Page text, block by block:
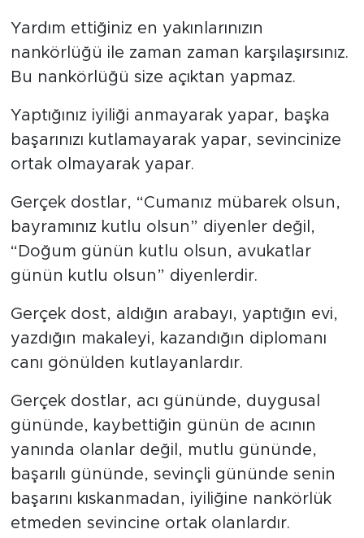
Yardım ettiğiniz en yakınlarınızın
nankörlüğü ile zaman zaman karşılaşırsınız.
Bu nankörlüğü size açıktan yapmaz.
Yaptığınız iyiliği anmayarak yapar, başka
başarınızı kutlamayarak yapar, sevincinize
ortak olmayarak yapar.
Gerçek dostlar, “Cumanız mübarek olsun,
bayramınız kutlu olsun” diyenler değil,
“Doğum günün kutlu olsun, avukatlar
günün kutlu olsun” diyenlerdir.
Gerçek dost, aldığın arabayı, yaptığın evi,
yazdığın makaleyi, kazandığın diplomanı
canı gönülden kutlayanlardır.
Gerçek dostlar, acı gününde, duygusal
gününde, kaybettiğin günün de acının
yanında olanlar değil, mutlu gününde,
başarılı gününde, sevinçli gününde senin
başarını kıskanmadan, iyiliğine nankörlük
etmeden sevincine ortak olanlardır.